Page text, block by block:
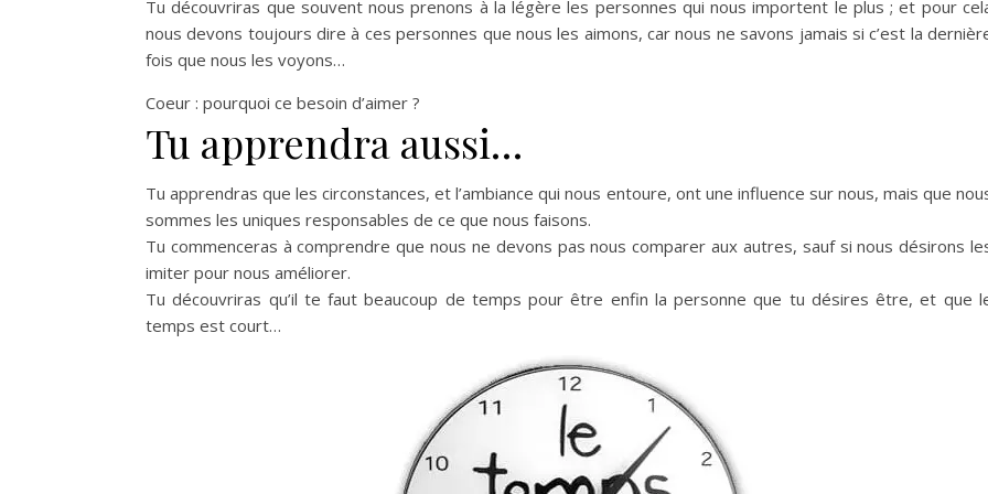
Tu découvriras que souvent nous prenons à la légère les personnes qui nous importent le plus ; et pour
nous devons toujours dire à ces personnes que nous les aimons, car nous ne savons jamais si c’est la
fois que nous les voyons…
Coeur : pourquoi ce besoin d’aimer ?
Tu apprendra aussi…
Tu apprendras que les circonstances, et l’ambiance qui nous entoure, ont une influence sur nous, mais que
sommes les uniques responsables de ce que nous faisons.
Tu commenceras à comprendre que nous ne devons pas nous comparer aux autres, sauf si nous désirons
imiter pour nous améliorer.
Tu découvriras qu’il te faut beaucoup de temps pour être enfin la personne que tu désires être, et que
temps est court…